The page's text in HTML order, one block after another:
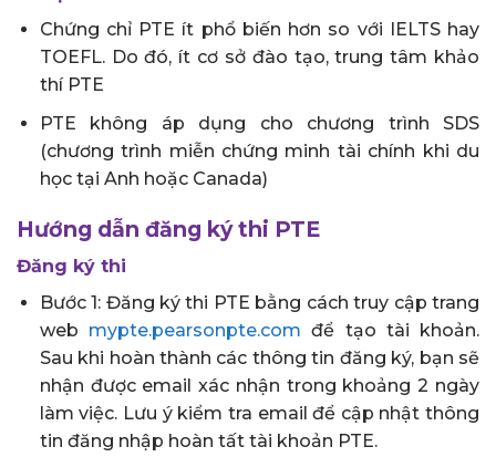
Chứng chỉ PTE ít phổ biến hơn so với IELTS hay
TOEFL. Do đó, ít cơ sở đào tạo, trung tâm khảo
thí PTE
PTE không áp dụng cho chương trình SDS
(chương trình miễn chứng minh tài chính khi du
học tại Anh hoặc Canada)
Hướng dẫn đăng ký thi PTE
Đăng ký thi
Bước 1: Đăng ký thi PTE bằng cách truy cập trang
web mypte.pearsonpte.com để tạo tài khoản.
Sau khi hoàn thành các thông tin đăng ký, bạn sẽ
nhận được email xác nhận trong khoảng 2 ngày
làm việc. Lưu ý kiểm tra email để cập nhật thông
tin đăng nhập hoàn tất tài khoản PTE.